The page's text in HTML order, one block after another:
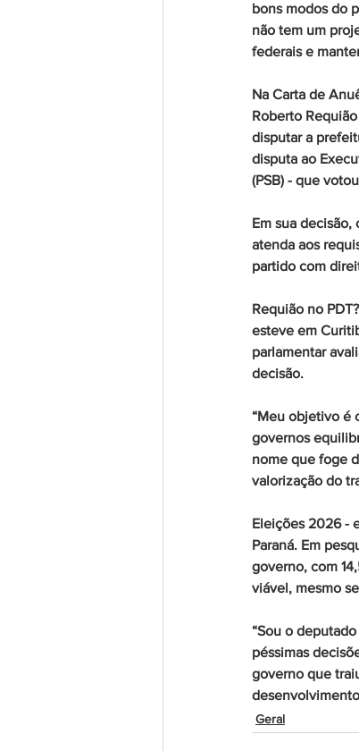
bons modos do
não tem um
federais e
Na Carta de
Roberto
disputar a
disputa ao
(PSB) - que
Em sua
atenda aos
partido com
Requião no PDT?
esteve em
parlamentar
decisão.
“Meu objetivo é
governos
nome que foge
valorização do
Eleições 2026 -
Paraná. Em
governo, com
viável, mesmo
“Sou o
péssimas
governo que
Geral